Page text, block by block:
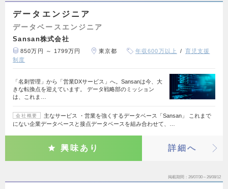
データエンジニア
データベースエンジニア
Sansan株式会社
850万円 ～ 1799万円 東京都 年収600万以上
育児支援
制度
「名刺管理」から「営業DXサービス」へ。Sansanは今、大
きな転換点を迎えています。 データ戦略部のミッション
は、これま…
会社概要
主なサービス ・営業を強くするデータベース「Sansan」 これまで
にない企業データベースと接点データベースを組み合わせて、…
興味あり 詳細へ
掲載期間 26/07/30～26/08/12